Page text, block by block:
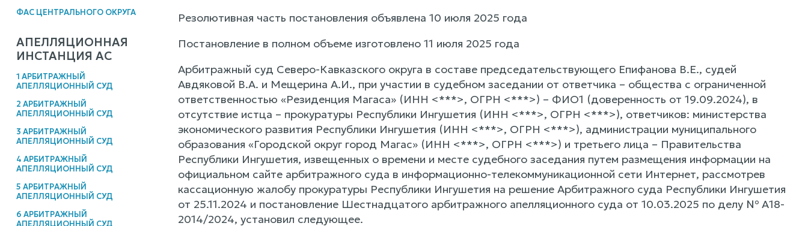
ФАС ЦЕНТРАЛЬНОГО ОКРУГА
АПЕЛЛЯЦИОННАЯ
ИНСТАНЦИЯ АС
1 АРБИТРАЖНЫЙ
АПЕЛЛЯЦИОННЫЙ СУД
2 АРБИТРАЖНЫЙ
АПЕЛЛЯЦИОННЫЙ СУД
3 АРБИТРАЖНЫЙ
АПЕЛЛЯЦИОННЫЙ СУД
4 АРБИТРАЖНЫЙ
АПЕЛЛЯЦИОННЫЙ СУД
5 АРБИТРАЖНЫЙ
АПЕЛЛЯЦИОННЫЙ СУД
6 АРБИТРАЖНЫЙ
АПЕЛЛЯЦИОННЫЙ СУД
Резолютивная часть постановления объявлена 10 июля 2025 года
Постановление в полном объеме изготовлено 11 июля 2025 года
Арбитражный суд Северо-Кавказского округа в составе председательствующего Епифанова В.Е., судей
Авдяковой В.А. и Мещерина А.И., при участии в судебном заседании от ответчика – общества с ограниченной
ответственностью «Резиденция Магаса» (ИНН <***>, ОГРН <***>) – ФИО1 (доверенность от 19.09.2024), в
отсутствие истца – прокуратуры Республики Ингушетия (ИНН <***>, ОГРН <***>), ответчиков: министерства
экономического развития Республики Ингушетия (ИНН <***>, ОГРН <***>), администрации муниципального
образования «Городской округ город Магас» (ИНН <***>, ОГРН <***>) и третьего лица – Правительства
Республики Ингушетия, извещенных о времени и месте судебного заседания путем размещения информации на
официальном сайте арбитражного суда в информационно-телекоммуникационной сети Интернет, рассмотрев
кассационную жалобу прокуратуры Республики Ингушетия на решение Арбитражного суда Республики Ингушетия
от 25.11.2024 и постановление Шестнадцатого арбитражного апелляционного суда от 10.03.2025 по делу № А18-
2014/2024, установил следующее.